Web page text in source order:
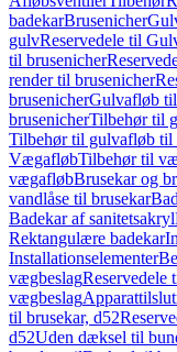
badekarBrusenicher
gulvReservedele til
til brusenicher
render til brusenicher
brusenicherGulvafløb
brusenicherTilbehør til
Tilbehør til gulvafløb til
VægafløbTilbehør til
vægafløbBrusekar og
vandlåse til brusekar
Badekar af sanitetsakryl
Rektangulære badekar
Installationselementer
vægbeslagReservedele
vægbeslag
til brusekar, d52
d52Uden dæksel til